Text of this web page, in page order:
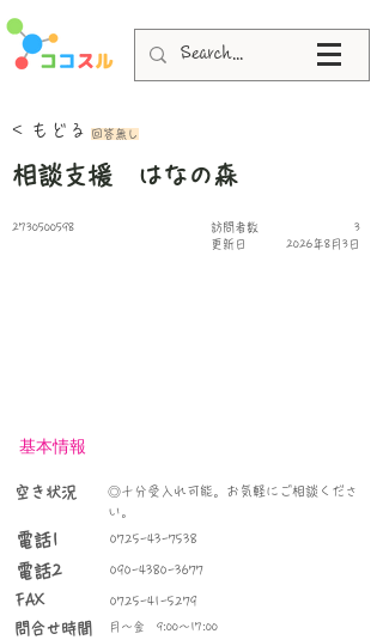
< もどる 回答無し
相談支援 はなの森
2730500598
更新日
2026年8月3日
​訪問者数 3
基本情報
空き状況
◎十分受入れ可能。お気軽にご相談くださ
い。
​電話1 0725-43-7538
電話2 090-4380-3677
FAX 0725-41-5279
問合せ時間 月～金 9:00～17:00